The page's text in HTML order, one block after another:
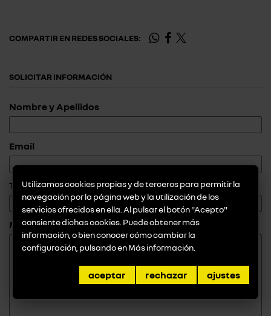
COMPARTIR EN REDES SOCIALES:
SOLICITAR INFORMACIÓN
Nombre y Apellidos
Email
Teléfono
Mensaje
Utilizamos cookies propias y de terceros para permitir la
navegación por la página web y la utilización de los
servicios ofrecidos en ella. Al pulsar el botón "Acepto"
consiente dichas cookies. Puede obtener más
información, o bien conocer cómo cambiar la
configuración, pulsando enMás información
aceptar rechazar ajustes